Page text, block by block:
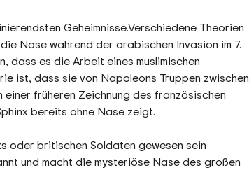
Geheimnisse.Verschiedene Theorien
Nase während der arabischen Invasion im 7.
es die Arbeit eines muslimischen
ist, dass sie von Napoleons Truppen zwischen
einer früheren Zeichnung des französischen
bereits ohne Nase zeigt.
oder britischen Soldaten gewesen sein
und macht die mysteriöse Nase des großen